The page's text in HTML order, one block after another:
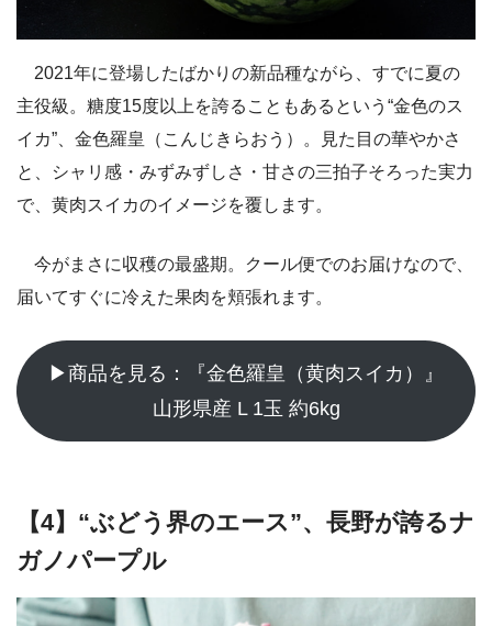
2021年に登場したばかりの新品種ながら、すでに夏の
主役級。糖度15度以上を誇ることもあるという“金色のス
イカ”、金色羅皇（こんじきらおう）。見た目の華やかさ
と、シャリ感・みずみずしさ・甘さの三拍子そろった実力
で、黄肉スイカのイメージを覆します。
今がまさに収穫の最盛期。クール便でのお届けなので、
届いてすぐに冷えた果肉を頬張れます。
▶商品を見る：『金色羅皇（黄肉スイカ）』
山形県産 L 1玉 約6kg
【4】“ぶどう界のエース”、長野が誇るナ
ガノパープル